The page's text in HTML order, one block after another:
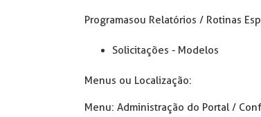
Programas ou Relatórios / Rotinas
Solicitações - Modelos
Menus ou Localização:
Menu: Administração do Portal /